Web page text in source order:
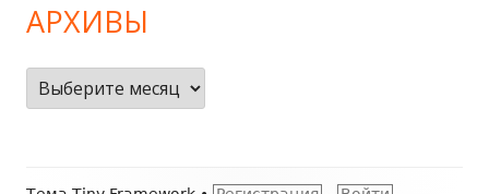
АРХИВЫ
Архивы
Содержимое